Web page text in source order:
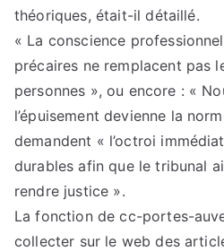
théoriques, était-il détaillé.
« La conscience
précaires ne remplacent pas
personnes », ou encore : «
l’épuisement devienne la
demandent « l’octroi
durables afin que le tribunal
rendre justice ».
La fonction de cc-portes-
collecter sur le web des